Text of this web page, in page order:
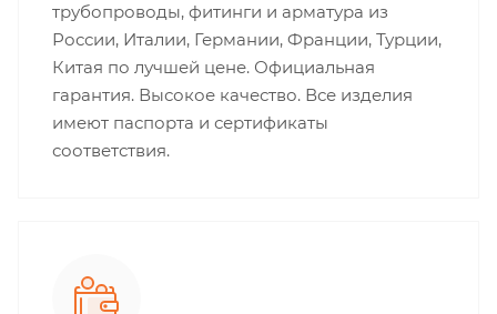
трубопроводы, фитинги и арматура из
России, Италии, Германии, Франции, Турции,
Китая по лучшей цене. Официальная
гарантия. Высокое качество. Все изделия
имеют паспорта и сертификаты
соответствия.